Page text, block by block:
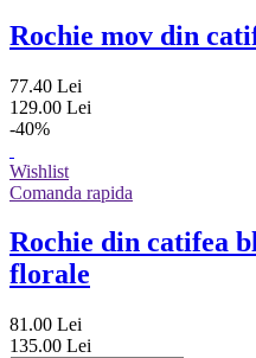
Rochie mov din
77.40 Lei
129.00 Lei
-40%
Wishlist
Comanda rapida
Rochie din catifea
florale
81.00 Lei
135.00 Lei